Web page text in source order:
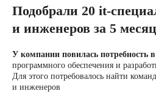
Подобрали 20 it-
и инженеров за 5
У компании повилась потребность
программного обеспечения и
Для этого потребовалось найти
и инженеров